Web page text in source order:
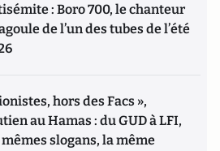
: Boro 700, le chanteur
de l’un des tubes de l’été
hors des Facs »,
au Hamas : du GUD à LFI,
slogans, la même